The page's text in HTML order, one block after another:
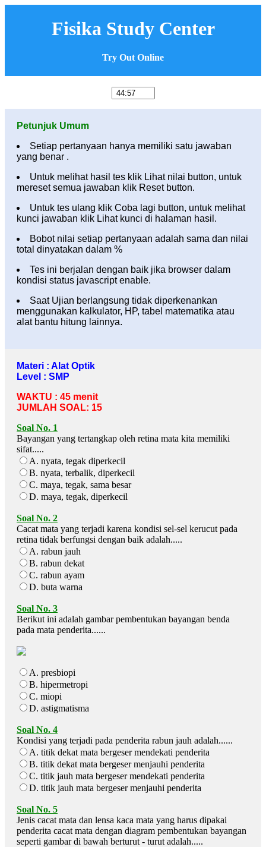
Fisika Study Center
Try Out Online
Petunjuk Umum
Setiap pertanyaan hanya memiliki satu jawaban
yang benar .
Untuk melihat hasil tes klik Lihat nilai button, untuk
mereset semua jawaban klik Reset button.
Untuk tes ulang klik Coba lagi button, untuk melihat
kunci jawaban klik Lihat kunci di halaman hasil.
Bobot nilai setiap pertanyaan adalah sama dan nilai
total dinyatakan dalam %
Tes ini berjalan dengan baik jika browser dalam
kondisi status javascript enable.
Saat Ujian berlangsung tidak diperkenankan
menggunakan kalkulator, HP, tabel matematika atau
alat bantu hitung lainnya.
Materi : Alat Optik
Level : SMP
WAKTU : 45 menit
JUMLAH SOAL: 15
Soal No. 1
Bayangan yang tertangkap oleh retina mata kita memiliki
sifat.....
A. nyata, tegak diperkecil
B. nyata, terbalik, diperkecil
C. maya, tegak, sama besar
D. maya, tegak, diperkecil
Soal No. 2
Cacat mata yang terjadi karena kondisi sel-sel kerucut pada
retina tidak berfungsi dengan baik adalah.....
A. rabun jauh
B. rabun dekat
C. rabun ayam
D. buta warna
Soal No. 3
Berikut ini adalah gambar pembentukan bayangan benda
pada mata penderita......
A. presbiopi
B. hipermetropi
C. miopi
D. astigmatisma
Soal No. 4
Kondisi yang terjadi pada penderita rabun jauh adalah......
A. titik dekat mata bergeser mendekati penderita
B. titik dekat mata bergeser menjauhi penderita
C. titik jauh mata bergeser mendekati penderita
D. titik jauh mata bergeser menjauhi penderita
Soal No. 5
Jenis cacat mata dan lensa kaca mata yang harus dipakai
penderita cacat mata dengan diagram pembentukan bayangan
seperti gambar di bawah berturut - turut adalah.....